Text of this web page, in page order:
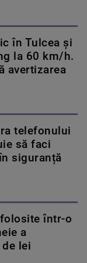
în Tulcea și
la 60 km/h.
avertizarea
telefonului
să faci
siguranță
într-o
a
lei